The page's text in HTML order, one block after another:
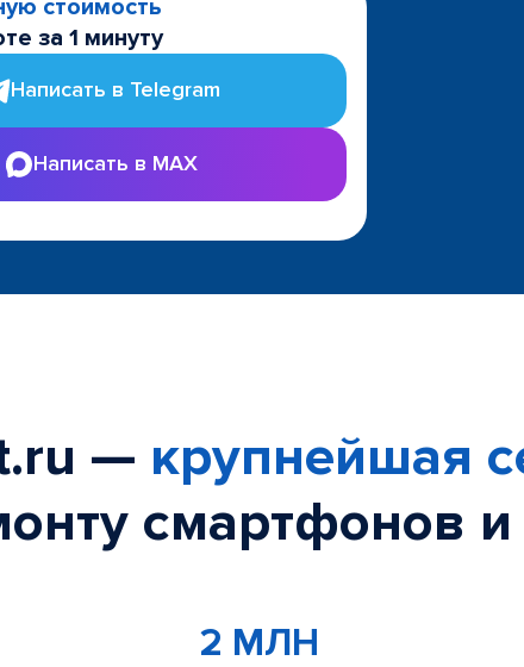
стоимость
за 1 минуту
Написать в Telegram
Написать в MAX
— крупнейшая
смартфонов и
2 МЛН